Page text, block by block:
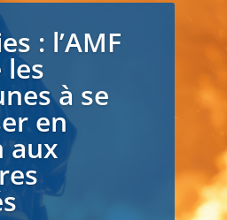
: l’AMF
les
à se
en
aux